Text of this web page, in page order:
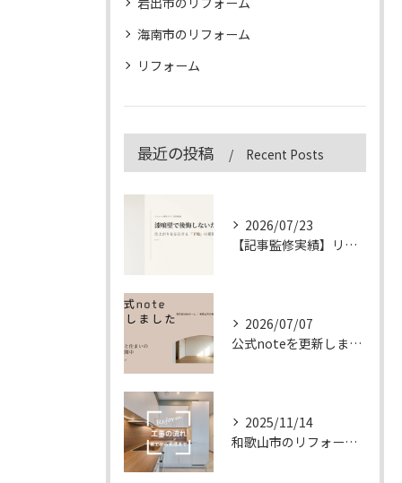
海南市のリフォーム
リフォーム
最近の投稿 Recent Posts
2026/07/23
【記事監修実績】リフォーム専門メディア「&リフォーム」の漆喰壁記事を監修しました
2026/07/07
公式noteを更新しました
2025/11/14
和歌山市のリフォーム工事の流れ｜着工から完成まで徹底解説【2025年版】